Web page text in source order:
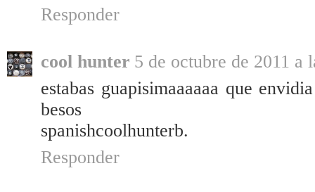
Responder
cool hunter 5 de octubre de 2011 a
estabas guapisimaaaaaa que
besos
spanishcoolhunterb.
Responder